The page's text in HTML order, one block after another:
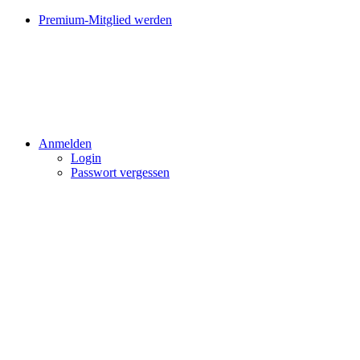
Premium-Mitglied werden
Anmelden
Login
Passwort vergessen